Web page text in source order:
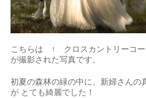
こちらは ↑ クロスカントリーコ
が撮影された写真です。
初夏の森林の緑の中に、新婦さんの
が とても綺麗でした！